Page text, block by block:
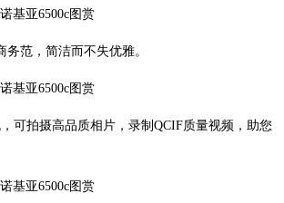
范，简洁而不失优雅。
可拍摄高品质相片，录制QCIF质量视频，助您